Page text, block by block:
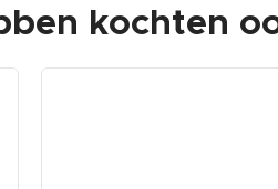
kochten